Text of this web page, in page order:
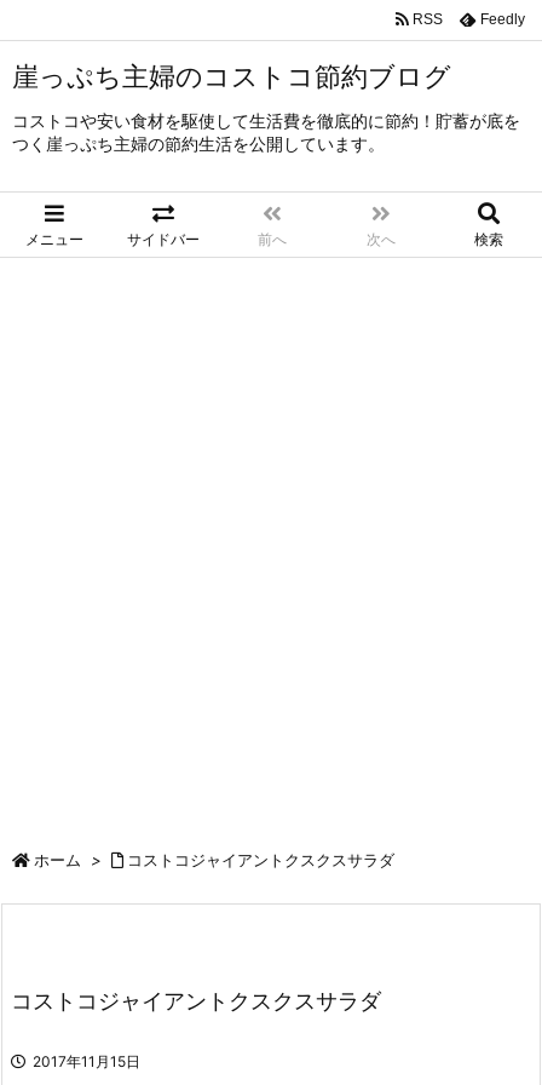
崖っぷち主婦のコストコ節約ブログ
コストコや安い食材を駆使して生活費を徹底的に節約！貯蓄が底を
つく崖っぷち主婦の節約生活を公開しています。
メニュー サイドバー 前へ 次へ 検索
RSS Feedly
ホーム > コストコジャイアントクスクスサラダ
コストコジャイアントクスクスサラダ
2017年11月15日